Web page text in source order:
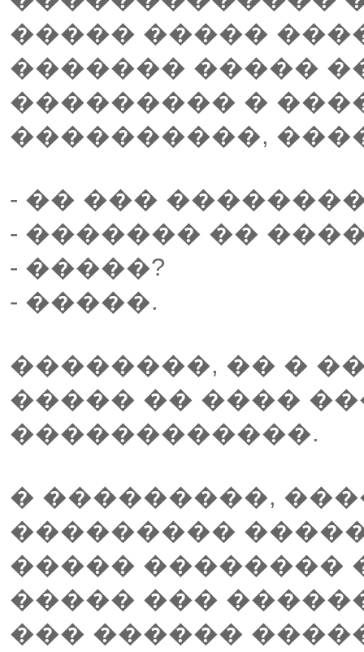
����� �����
������� �����
��������� �
����������,
- �� ���
- ������� ��
- �����?
- �����.
��������, �� �
����� �� ����
������������.
� ���������,
���������
����� ��������
����� ���
��� ������